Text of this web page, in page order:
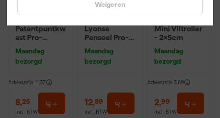
Weigeren
Patentpuntkw
ast Pro-
10 (2cm)
Maandag
bezorgd
Adviesprijs 11,37
8,25
incl. BTW
Lyonse
Penseel Pro-
16
Maandag
bezorgd
12,89
incl. BTW
Mini Viltroller
- 2x5cm
Maandag
bezorgd
Adviesprijs 3,89
2,99
incl. BTW